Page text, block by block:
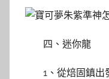
四、迷你龍
1、從焙固鎮出